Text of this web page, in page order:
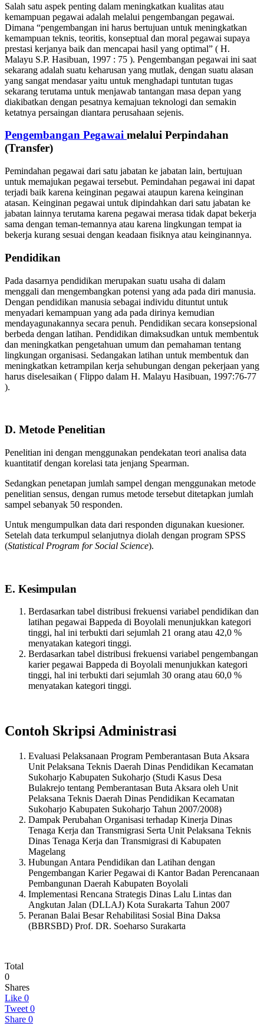
Salah satu aspek penting dalam meningkatkan kualitas atau
kemampuan pegawai adalah melalui pengembangan pegawai.
Dimana “pengembangan ini harus bertujuan untuk meningkatkan
kemampuan teknis, teoritis, konseptual dan moral pegawai supaya
prestasi kerjanya baik dan mencapai hasil yang optimal” ( H.
Malayu S.P. Hasibuan, 1997 : 75 ). Pengembangan pegawai ini saat
sekarang adalah suatu keharusan yang mutlak, dengan suatu alasan
yang sangat mendasar yaitu untuk menghadapi tuntutan tugas
sekarang terutama untuk menjawab tantangan masa depan yang
diakibatkan dengan pesatnya kemajuan teknologi dan semakin
ketatnya persaingan diantara perusahaan sejenis.
Pengembangan Pegawai melalui Perpindahan
(Transfer)
Pemindahan pegawai dari satu jabatan ke jabatan lain, bertujuan
untuk memajukan pegawai tersebut. Pemindahan pegawai ini dapat
terjadi baik karena keinginan pegawai ataupun karena keinginan
atasan. Keinginan pegawai untuk dipindahkan dari satu jabatan ke
jabatan lainnya terutama karena pegawai merasa tidak dapat bekerja
sama dengan teman-temannya atau karena lingkungan tempat ia
bekerja kurang sesuai dengan keadaan fisiknya atau keinginannya.
Pendidikan
Pada dasarnya pendidikan merupakan suatu usaha di dalam
menggali dan mengembangkan potensi yang ada pada diri manusia.
Dengan pendidikan manusia sebagai individu dituntut untuk
menyadari kemampuan yang ada pada dirinya kemudian
mendayagunakannya secara penuh. Pendidikan secara konsepsional
berbeda dengan latihan. Pendidikan dimaksudkan untuk membentuk
dan meningkatkan pengetahuan umum dan pemahaman tentang
lingkungan organisasi. Sedangakan latihan untuk membentuk dan
meningkatkan ketrampilan kerja sehubungan dengan pekerjaan yang
harus diselesaikan ( Flippo dalam H. Malayu Hasibuan, 1997:76-77
).
D. Metode Penelitian
Penelitian ini dengan menggunakan pendekatan teori analisa data
kuantitatif dengan korelasi tata jenjang Spearman.
Sedangkan penetapan jumlah sampel dengan menggunakan metode
penelitian sensus, dengan rumus metode tersebut ditetapkan jumlah
sampel sebanyak 50 responden.
Untuk mengumpulkan data dari responden digunakan kuesioner.
Setelah data terkumpul selanjutnya diolah dengan program SPSS
(Statistical Program for Social Science).
E. Kesimpulan
Berdasarkan tabel distribusi frekuensi variabel pendidikan dan
latihan pegawai Bappeda di Boyolali menunjukkan kategori
tinggi, hal ini terbukti dari sejumlah 21 orang atau 42,0 %
menyatakan kategori tinggi.
Berdasarkan tabel distribusi frekuensi variabel pengembangan
karier pegawai Bappeda di Boyolali menunjukkan kategori
tinggi, hal ini terbukti dari sejumlah 30 orang atau 60,0 %
menyatakan kategori tinggi.
Contoh Skripsi Administrasi
Evaluasi Pelaksanaan Program Pemberantasan Buta Aksara
Unit Pelaksana Teknis Daerah Dinas Pendidikan Kecamatan
Sukoharjo Kabupaten Sukoharjo (Studi Kasus Desa
Bulakrejo tentang Pemberantasan Buta Aksara oleh Unit
Pelaksana Teknis Daerah Dinas Pendidikan Kecamatan
Sukoharjo Kabupaten Sukoharjo Tahun 2007/2008)
Dampak Perubahan Organisasi terhadap Kinerja Dinas
Tenaga Kerja dan Transmigrasi Serta Unit Pelaksana Teknis
Dinas Tenaga Kerja dan Transmigrasi di Kabupaten
Magelang
Hubungan Antara Pendidikan dan Latihan dengan
Pengembangan Karier Pegawai di Kantor Badan Perencanaan
Pembangunan Daerah Kabupaten Boyolali
Implementasi Rencana Strategis Dinas Lalu Lintas dan
Angkutan Jalan (DLLAJ) Kota Surakarta Tahun 2007
Peranan Balai Besar Rehabilitasi Sosial Bina Daksa
(BBRSBD) Prof. DR. Soeharso Surakarta
Total
0
Shares
Like 0
Tweet 0
Share 0